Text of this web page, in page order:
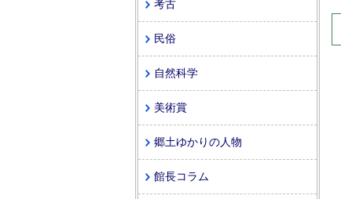
考古
民俗
自然科学
美術賞
郷土ゆかりの人物
館長コラム